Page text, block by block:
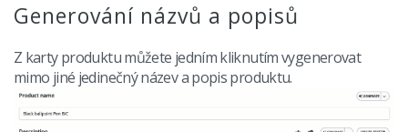
Generování názvů a popisů
Z karty produktu můžete jedním kliknutím vygenerovat
mimo jiné jedinečný název a popis produktu.